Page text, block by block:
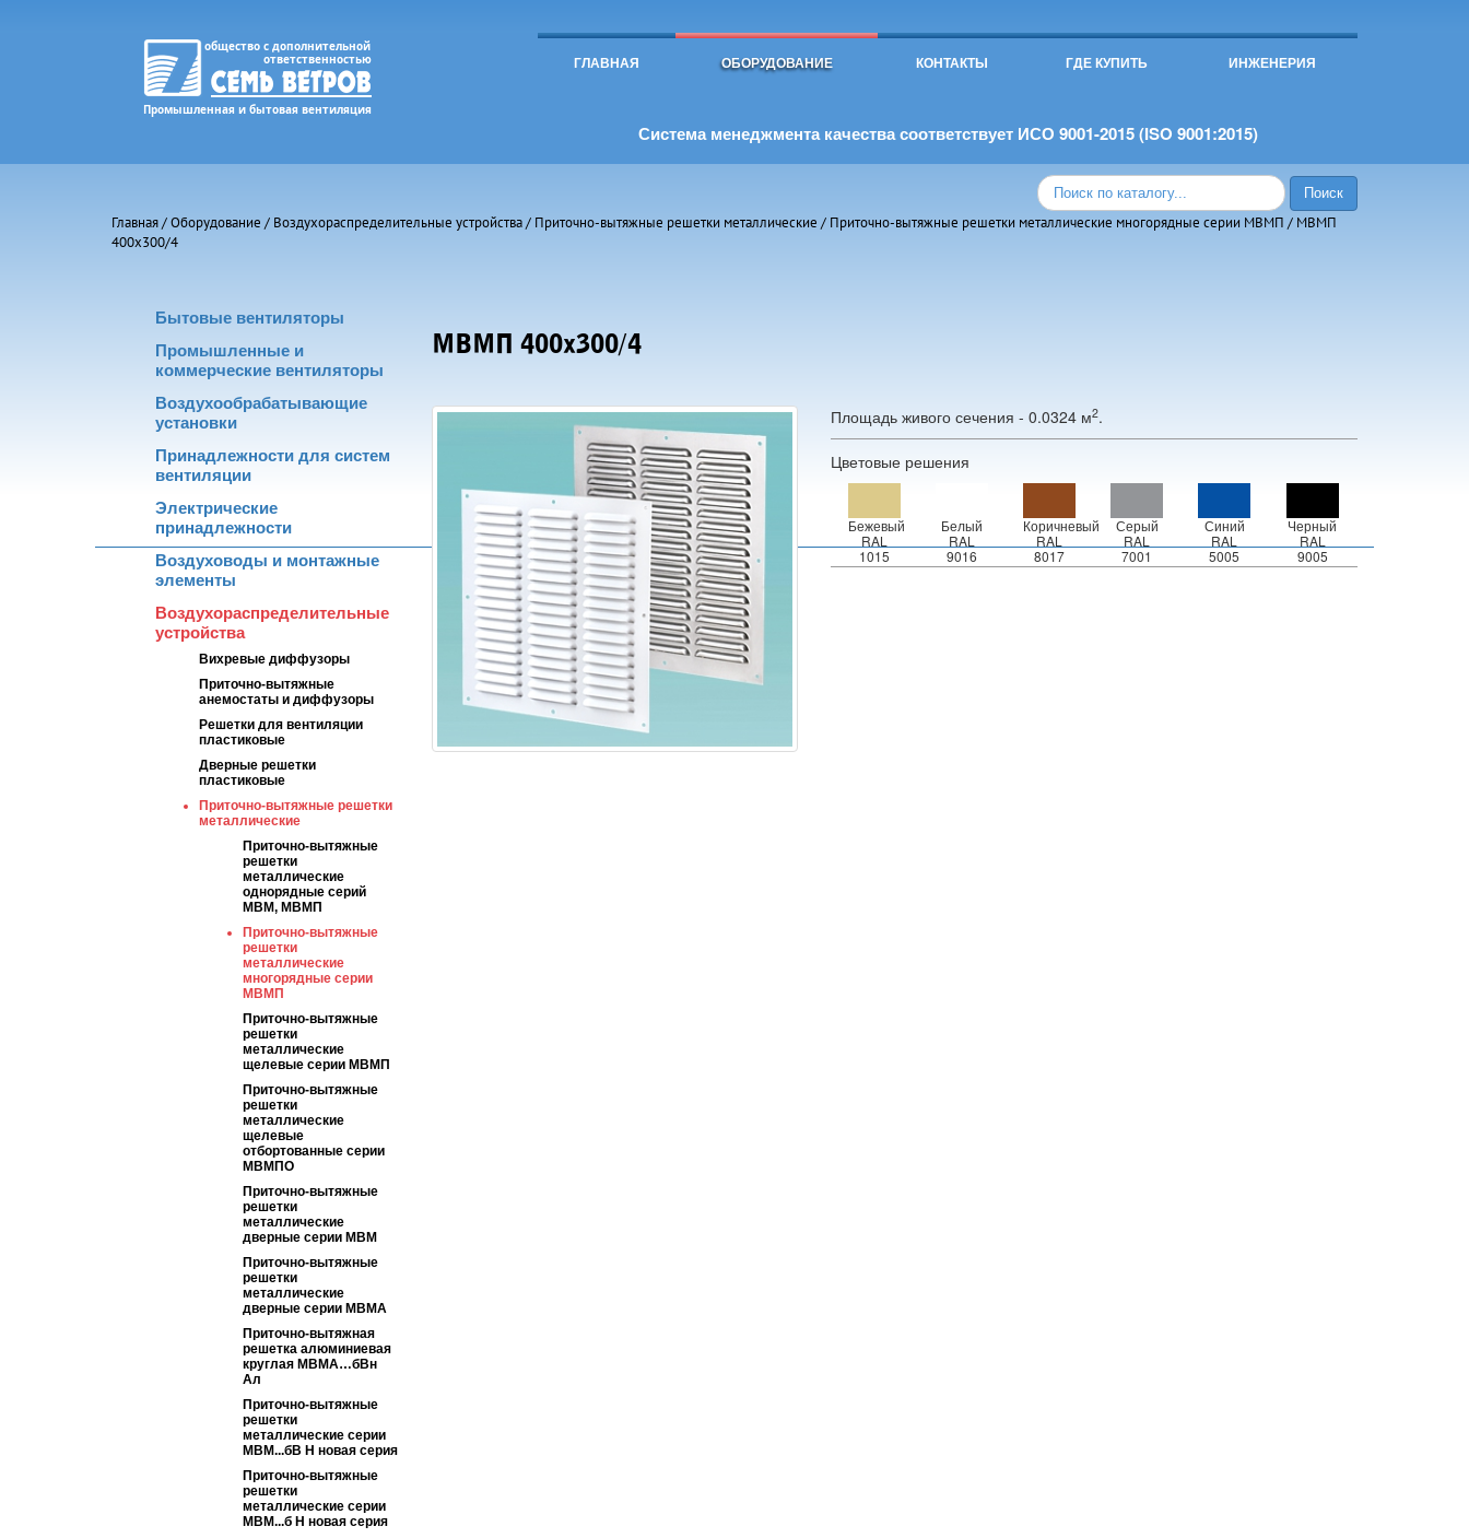
Toggle
navigationГЛАВНАЯ ОБОРУДОВАНИЕ КОНТАКТЫ ГДЕ КУПИТЬ ИНЖЕНЕРИЯ
Система менеджмента качества соответствует ИСО 9001-2015 (ISO 9001:2015)
Главная/Оборудование / Воздухораспределительные устройства/ Приточно-вытяжные решетки металлические / Приточно-вытяжные решетки металлические многорядные серии МВMП / МВМП
400х300/4
Бытовые вентиляторы
Промышленные и
коммерческие вентиляторы
Воздухообрабатывающие
установки
Принадлежности для систем
вентиляции
Электрические
принадлежности
Воздуховоды и монтажные
элементы
Воздухораспределительные
устройства
Вихревые диффузоры
Приточно-вытяжные
анемостаты и диффузоры
Решетки для вентиляции
пластиковые
Дверные решетки
пластиковые
Приточно-вытяжные решетки
металлические
Приточно-вытяжные
решетки
металлические
однорядные серий
МВМ, МВМП
Приточно-вытяжные
решетки
металлические
многорядные серии
МВMП
Приточно-вытяжные
решетки
металлические
щелевые серии МВMП
Приточно-вытяжные
решетки
металлические
щелевые
отбортованные серии
МВМПО
Приточно-вытяжные
решетки
металлические
дверные серии МВМ
Приточно-вытяжные
решетки
металлические
дверные серии МВМА
Приточно-вытяжная
решетка алюминиевая
круглая МВМА…бВн
Ал
Приточно-вытяжные
решетки
металлические серии
МВМ...бВ Н новая серия
Приточно-вытяжные
решетки
металлические серии
МВМ...б Н новая серия
МВМП 400х300/4
Площадь живого сечения - 0.0324 м2.
Цветовые решения
Бежевый
RAL
1015
Белый
RAL
9016
Коричневый
RAL
8017
Серый
RAL
7001
Синий
RAL
5005
Черный
RAL
9005